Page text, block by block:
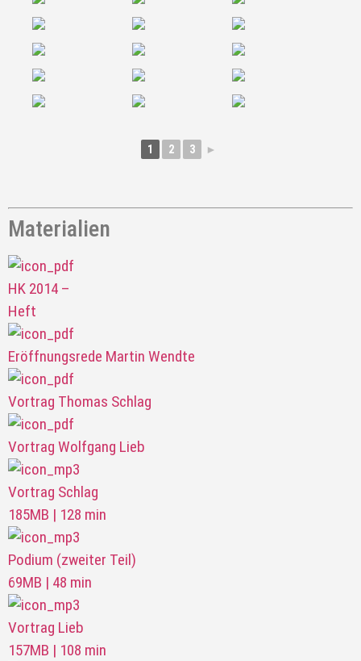
1 2 3 ►
Materialien
HK 2014 –
Heft
Eröffnungsrede Martin Wendte
Vortrag Thomas Schlag
Vortrag Wolfgang Lieb
Vortrag Schlag
185MB | 128 min
Podium (zweiter Teil)
69MB | 48 min
Vortrag Lieb
157MB | 108 min